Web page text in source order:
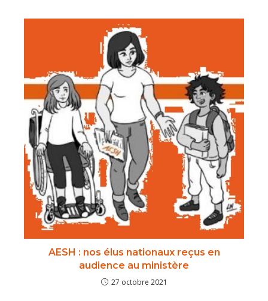
AESH : nos élus nationaux reçus en
audience au ministère
27 octobre 2021